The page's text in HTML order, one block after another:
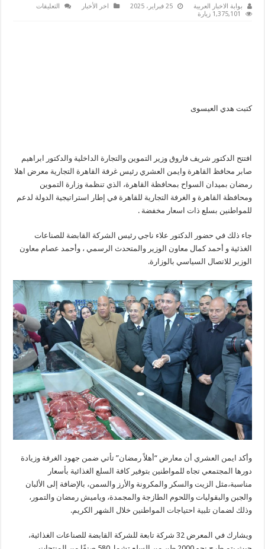
بوابة الاخبار العربية 25 فبراير، 2025 اخر الأخبار التعليقات
1,375,101 زيارة
كتبت هدي العيسوى
افتتح الدكتور شريف فاروق وزير التموين والتجارة الداخلية والدكتور ابراهيم
صابر محافظ القاهرة وايمن العشري رئيس غرفة القاهرة التجارية معرض اهلا
رمضان بميدان السواح بمحافظة القاهرة، الذي تنظمة وزارة التموين
ومحافظة القاهرة و الغرفة التجارية للقاهرة في إطار استراتيجية الدولة لدعم
للمواطنين بسلع ذات اسعار مخفضة .
جاء ذلك في حضور الدكتور علاء ناجي رئيس الشركة القابضة للصناعات
الغذئية و أحمد كمال معاون الوزير والمتحدث الرسمي ، وأحمد عصام معاون
الوزير للاتصال السياسي بالوزارة.
وأكد ايمن العشري أن معارض “أهلاً رمضان” تأتي ضمن جهود الغرفة وزيادة
دورها المجتمعي تجاه للمواطنين بتوفير كافة السلع الغذائية بأسعار
مناسبة،مثل الزيت والسكر والمكرونة والأرز والسمن، بالإضافة إلى الألبان
والجبن والبقوليات واللحوم الطازجة والمجمدة، وياميش رمضان والتمور،
وذلك لضمان تلبية احتياجات المواطنين خلال الشهر الكريم.
ويشارك في المعرض 32 شركة تابعة للشركة القابضة للصناعات الغذائية،